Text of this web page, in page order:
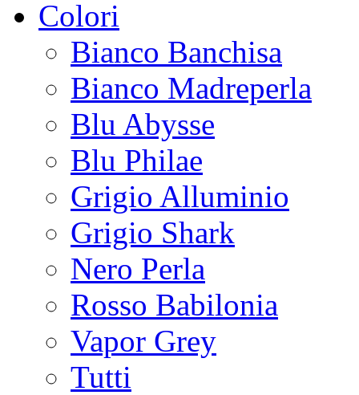
Colori
Bianco Banchisa
Bianco Madreperla
Blu Abysse
Blu Philae
Grigio Alluminio
Grigio Shark
Nero Perla
Rosso Babilonia
Vapor Grey
Tutti